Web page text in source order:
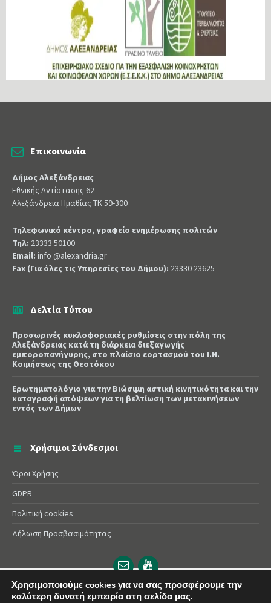
Επικοινωνία
Δήμος Αλεξάνδρειας
Εθνικής Αντίστασης 62
Αλεξάνδρεια Ημαθίας ΤΚ 59-300
Τηλεφωνικό κέντρο, γραφείο ενημέρωσης πολιτών
Τηλ: 23333 50100
Email: info @alexandria.gr
Fax (Για όλες τις Υπηρεσίες του Δήμου): 23330 23625
Δελτία Τύπου
Προσωρινές κυκλοφοριακές ρυθμίσεις στην πόλη της
Αλεξάνδρειας κατά τη διάρκεια διεξαγωγής
εμποροπανήγυρης, στο πλαίσιο εορτασμού του Ι.Ν.
Κοιμήσεως της Θεοτόκου
Ερωτηματολόγιο για την Βιώσιμη αστική κινητικότητα και την
καταγραφή απόψεων για τη βελτίωση των μετακινήσεων
εντός των Δήμων
Χρήσιμοι Σύνδεσμοι
Όροι Χρήσης
GDPR
Πολιτική cookies
Δήλωση Προσβασιμότητας
Email
url
YouTube
url
© 2025 Δήμος Αλεξάνδρειας | Powered byApogee
Χρησιμοποιούμε cookies για να σας προσφέρουμε την
καλύτερη δυνατή εμπειρία στη σελίδα μας.